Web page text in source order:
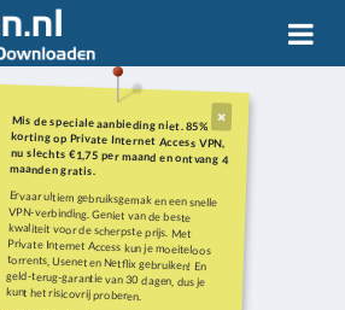
Mis de speciale aanbieding niet. 85%
korting op Private Internet Access VPN,
nu slechts €1,75 per maand en ontvang 4
maanden gratis.
Ervaar ultiem gebruiksgemak en een snelle
VPN-verbinding. Geniet van de beste
kwaliteit voor de scherpste prijs. Met
Private Internet Access kun je moeiteloos
torrents, Usenet en Netflix gebruiken! En
geld-terug-garantie van 30 dagen, dus je
kunt het risicovrij proberen.